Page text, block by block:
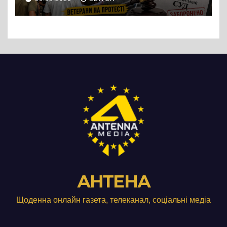
підприємства ТОВ «Омега
Три», що займається
АНТЕНА
Щоденна онлайн газета, телеканал, соціальні медіа